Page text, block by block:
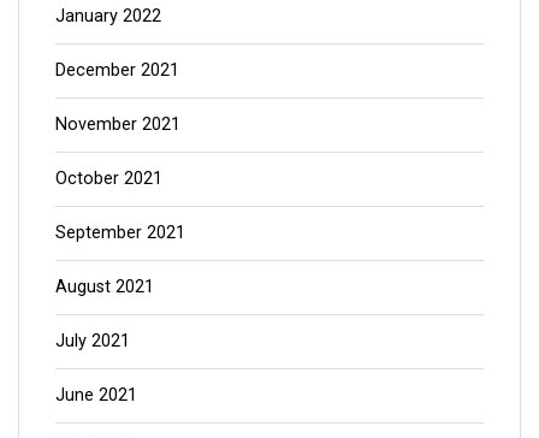
January 2022
December 2021
November 2021
October 2021
September 2021
August 2021
July 2021
June 2021